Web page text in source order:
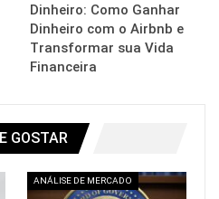
Dinheiro: Como Ganhar
Dinheiro com o Airbnb e
Transformar sua Vida
Financeira
GOSTAR
ANÁLISE DE MERCADO